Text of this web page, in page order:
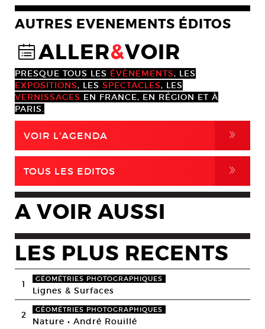
AUTRES EVENEMENTS ÉDITOS
@ALLER&VOIR
PRESQUE TOUS LES ÉVÈNEMENTS, LES
EXPOSITIONS, LES SPECTACLES, LES
VERNISSAGES EN FRANCE, EN RÉGION ET À
PARIS.
VOIR L'AGENDA ,
TOUS LES EDITOS ,
A VOIR AUSSI
LES PLUS RECENTS
1 GÉOMÉTRIES PHOTOGRAPHIQUES
Lignes & Surfaces
2 GÉOMÉTRIES PHOTOGRAPHIQUES
Nature • André Rouillé